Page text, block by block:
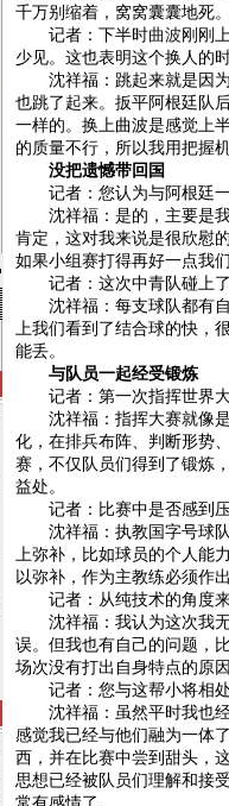
千万别缩着，窝窝囊囊地死
记者：下半时曲波 刚刚
少见。这也表明这个换人的
沈祥福：跳起来就是因为
也跳了起来。扳平阿根廷队
一样的。换上曲波是感觉上
的质量不行，所以我用把握
没把遗憾带回国
记者：您认为与阿根廷一
沈祥福：是的，主要是我
肯定，这对我来说是很欣慰
如果小组赛打得再好一点我
记者：这次中青队碰上了
沈祥福：每支球队都有自
上我们看到了结合球的快，
能丢。
与队员一起经受锻炼
记者：第一次指挥世界大
沈祥福：指挥大赛就像是
化，在排兵布阵、判断形势
赛，不仅队员们得到了锻炼
益处。
记者：比赛中是否感到
沈祥福：执教国字号球队
上弥补，比如球员的个人能
以弥补，作为主教练必须作
记者：从纯技术的角度来
沈祥福：我认为这次我无
误。但我也有自己的问题，
场次没有打出自身特点的原
记者：您与这帮小将相处
沈祥福：虽然平时我也经
感觉我已经与他们融为一体
西，并在比赛中尝到甜头，
思想已经被队员们理解和接